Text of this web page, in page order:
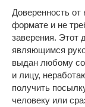
Доверенность от
формате и не
заверения. Этот
являющимся
выдан любому
и лицу,
получить
человеку или